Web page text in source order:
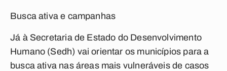
Busca ativa e campanhas
Já à Secretaria de Estado do Desenvolvimento
Humano (Sedh) vai orientar os municípios para a
busca ativa nas áreas mais vulneráveis de casos